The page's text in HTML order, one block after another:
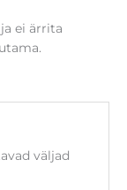
ei ärrita
väljad